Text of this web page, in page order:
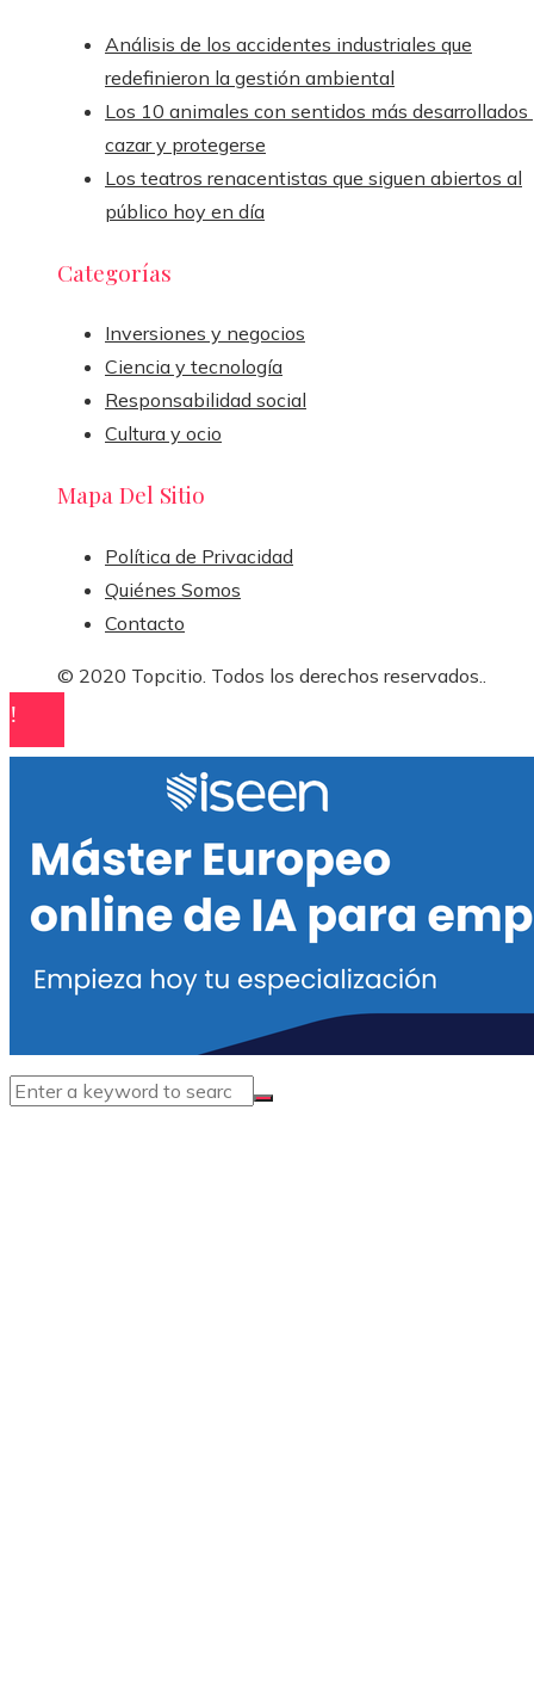
Análisis de los accidentes industriales que
redefinieron la gestión ambiental
Los 10 animales con sentidos más desarrollados
cazar y protegerse
Los teatros renacentistas que siguen abiertos al
público hoy en día
Categorías
Inversiones y negocios
Ciencia y tecnología
Responsabilidad social
Cultura y ocio
Mapa Del Sitio
Política de Privacidad
Quiénes Somos
Contacto
© 2020 Topcitio. Todos los derechos reservados..